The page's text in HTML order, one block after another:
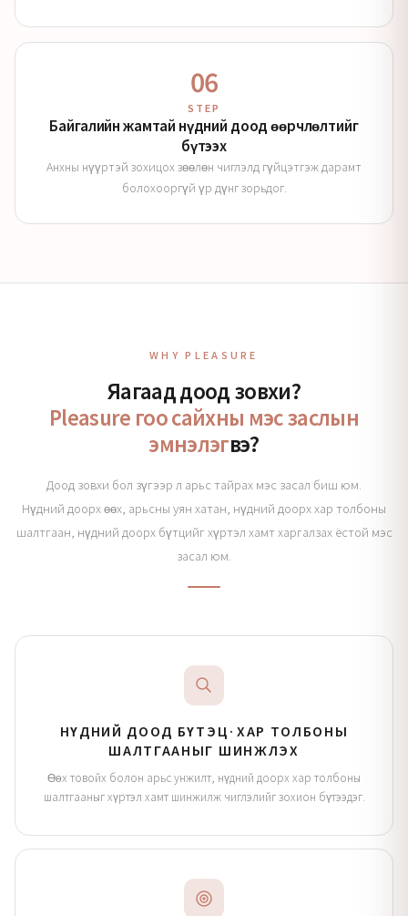
06
STEP
Байгалийн жамтай нүдний доод өөрчлөлтийг
бүтээх
Анхны нүүртэй зохицох зөөлөн чиглэлд гүйцэтгэж дарамт
болохооргүй үр дүнг зорьдог.
WHY PLEASURE
Яагаад доод зовхи?
Pleasure гоо сайхны мэс заслын
эмнэлэгвэ?
Доод зовхи бол зүгээр л арьс тайрах мэс засал биш юм.
Нүдний доорх өөх, арьсны уян хатан, нүдний доорх хар толбоны
шалтгаан, нүдний доорх бүтцийг хүртэл хамт харгалзах ёстой мэс
засал юм.
НҮДНИЙ ДООД БҮТЭЦ·ХАР ТОЛБОНЫ
ШАЛТГААНЫГ ШИНЖЛЭХ
Өөх товойх болон арьс унжилт, нүдний доорх хар толбоны
шалтгааныг хүртэл хамт шинжилж чиглэлийг зохион бүтээдэг.